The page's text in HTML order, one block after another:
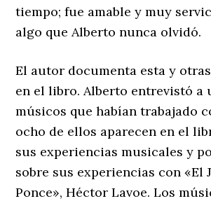
tiempo; fue amable y muy
algo que Alberto nunca olvidó.
El autor documenta esta y
en el libro. Alberto entrevistó a
músicos que habían trabajado
ocho de ellos aparecen en el
sus experiencias musicales y
sobre sus experiencias con «El
Ponce», Héctor Lavoe. Los